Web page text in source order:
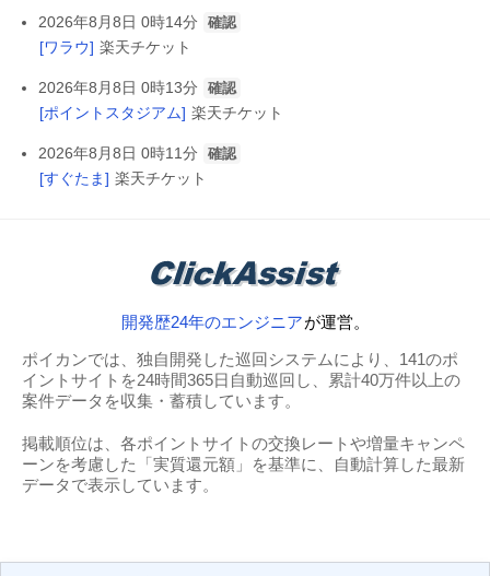
2026年8月8日 0時14分 確認
[ワラウ] 楽天チケット
2026年8月8日 0時13分 確認
[ポイントスタジアム] 楽天チケット
2026年8月8日 0時11分 確認
[すぐたま] 楽天チケット
開発歴24年のエンジニアが運営。
ポイカンでは、独自開発した巡回システムにより、141のポ
イントサイトを24時間365日自動巡回し、累計40万件以上の
案件データを収集・蓄積しています。
掲載順位は、各ポイントサイトの交換レートや増量キャンペ
ーンを考慮した「実質還元額」を基準に、自動計算した最新
データで表示しています。